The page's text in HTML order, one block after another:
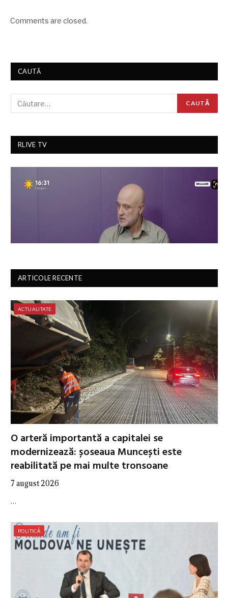
Comments are closed.
CAUTĂ
RLIVE TV
ARTICOLE RECENTE
ACTUALITATE
O arteră importantă a capitalei se
modernizează: șoseaua Muncești este
reabilitată pe mai multe tronsoane
7 august 2026
…
POLITICĂ